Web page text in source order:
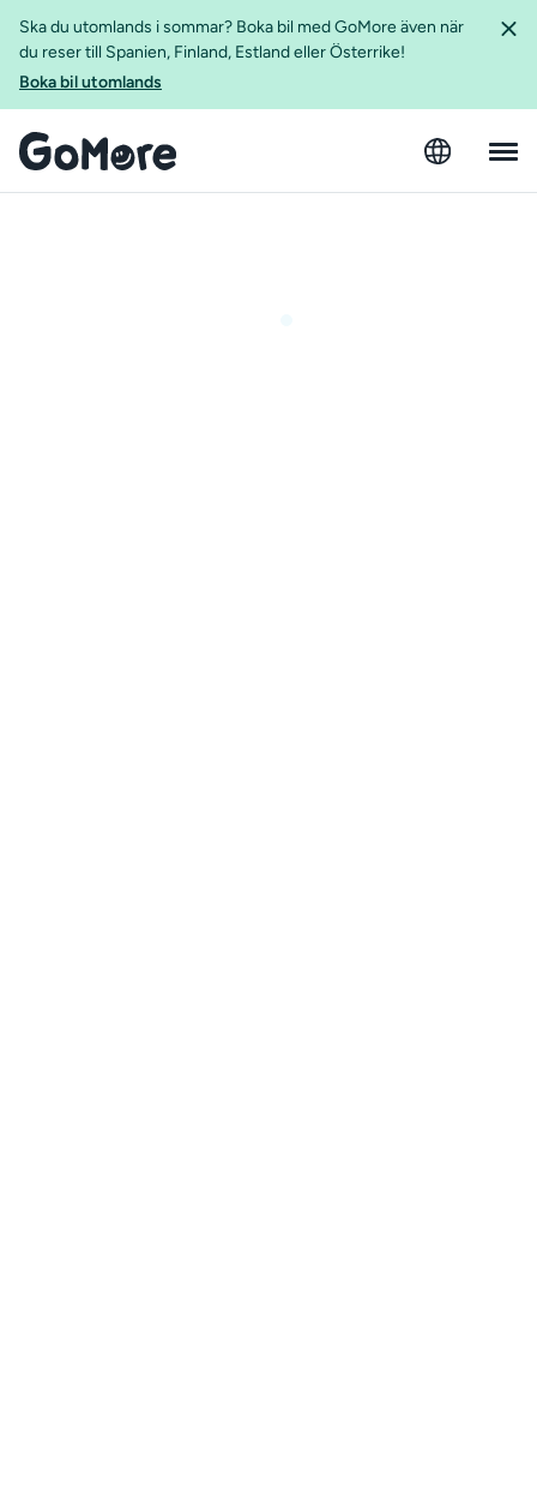
Ska du utomlands i sommar? Boka bil med GoMore även när
du reser till Spanien, Finland, Estland eller Österrike!
Boka bil utomlands